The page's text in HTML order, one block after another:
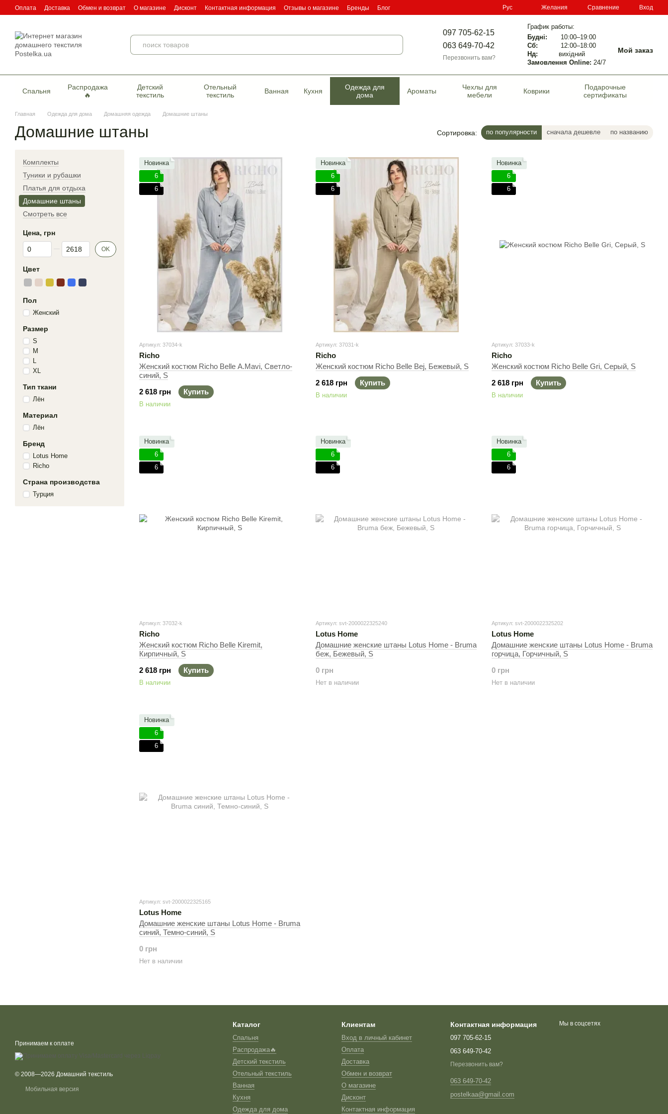
Перейти к основному контенту
Оплата Доставка Обмен и возврат О магазине Дисконт Контактная информация Отзывы о магазине Бренды
Блог
Рус Желания Сравнение Вход
097 705-62-15
063 649-70-42
Перезвонить вам?
График работы:
Будні:
10:00–19:00
Сб:
12:00–18:00
Нд:
вихідний
Замовлення Online: 24/7
Мой заказ
Спальня
Распродажа
🔥
Детский
текстиль
Отельный
текстиль
Ванная Кухня
Одежда для
дома
Ароматы
Чехлы для
мебели
Коврики
Подарочные
сертификаты
Главная Одежда для дома Домашняя одежда Домашние штаны
Домашние штаны Сортировка: по популярности сначала дешевле по названию
Новинка
6
6
Артикул: 37034-k
Richo
Женский костюм Richo Belle A.Mavi, Светло-
синий, S
2 618 грн
Купить
В наличии
Новинка
6
6
Артикул: 37031-k
Richo
Женский костюм Richo Belle Bej, Бежевый, S
2 618 грн
Купить
В наличии
Новинка
6
6
Артикул: 37033-k
Richo
Женский костюм Richo Belle Gri, Cерый, S
2 618 грн
Купить
В наличии
Новинка
6
6
Артикул: 37032-k
Richo
Женский костюм Richo Belle Kiremit,
Кирпичный, S
2 618 грн
Купить
В наличии
Новинка
6
6
Артикул: svt-2000022325240
Lotus Home
Домашние женские штаны Lotus Home - Bruma
беж, Бежевый, S
0 грн
Нет в наличии
Новинка
6
6
Артикул: svt-2000022325202
Lotus Home
Домашние женские штаны Lotus Home - Bruma
горчица, Горчичный, S
0 грн
Нет в наличии
Новинка
6
6
Артикул: svt-2000022325165
Lotus Home
Домашние женские штаны Lotus Home - Bruma
синий, Темно-синий, S
0 грн
Нет в наличии
Комплекты
Туники и рубашки
Платья для отдыха
Домашние штаны
Смотреть все
Цена, грн
От Цена, грн
До Цена, грн OK
Цвет
Пол
Женский
Размер
S
M
L
XL
Тип ткани
Лён
Материал
Лён
Бренд
Lotus Home
Richo
Страна производства
Турция
Принимаем к оплате
© 2008—2026 Домашний текстиль
Мобильная версия
Каталог
Спальня
Распродажа🔥
Детский текстиль
Отельный текстиль
Ванная
Кухня
Одежда для дома
Клиентам
Вход в личный кабинет
Оплата
Доставка
Обмен и возврат
О магазине
Дисконт
Контактная информация
Контактная информация
097 705-62-15
063 649-70-42
Перезвонить вам?
063 649-70-42
postelkaa@gmail.com
Мы в соцсетях